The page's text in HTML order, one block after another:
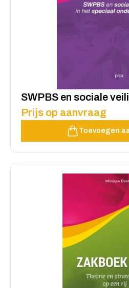
SWPBS en sociale
Prijs op aanvraag
Toevoegen